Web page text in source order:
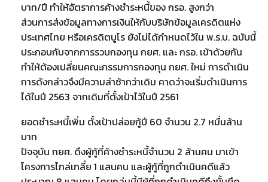
บาท/ปี ทำให้อัตราการค้างชำระหนี้ของ กรอ. สูงกว่า
ส่วนการส่งข้อมูลทางการเงินให้กับบริษัทข้อมูลเครดิตแห่ง
ประเทศไทย หรือเครดิตบูโร ยังไม่ได้กำหนดไว้ใน พ.ร.บ. ฉบับนี้
ประกอบกับจากการรวบกองทุน กยศ. และ กรอ. เข้าด้วยกัน
ทำให้ต้องเปลี่ยนคณะกรรมการกองทุน กยศ. ใหม่ การดำเนิน
การดังกล่าวจึงมีความล่าช้ากว่าเดิม คาดว่าจะเริ่มดำเนินการ
ได้ในปี 2563 จากเดิมที่ตั้งเป้าไว้ในปี 2561
ยอดชำระหนี้เพิ่ม ตั้งเป้าปล่อยกู้ปี 60 จำนวน 2.7 หมื่นล้าน
บาท
ปัจจุบัน กยศ. ดึงผู้กู้ที่ค้างชำระหนี้จำนวน 2 ล้านคน มาเข้า
โครงการไกล่เกลี่ย 1 แสนคน และผู้กู้ที่ถูกดำเนินคดีแล้ว